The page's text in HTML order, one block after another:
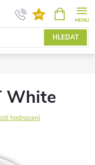
HLEDAT
NÁKUPNÍ
KOŠÍK
White
hodnocení